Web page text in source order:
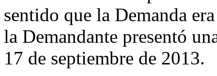
sentido que la Demanda
la Demandante presentó
17 de septiembre de 2013.